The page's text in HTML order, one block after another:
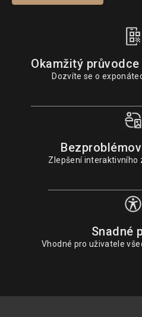
Okamžitý
Dozvíte se o
Zlepšení interaktivního
Snadné
Vhodné pro uživatele